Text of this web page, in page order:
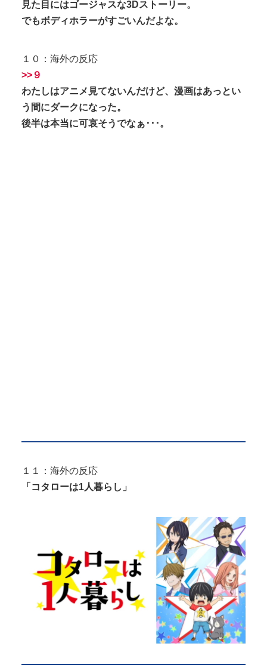
見た目にはゴージャスな3Dストーリー。
でもボディホラーがすごいんだよな。
１０：海外の反応
>>９
わたしはアニメ見てないんだけど、漫画はあっとい
う間にダークになった。
後半は本当に可哀そうでなぁ･･･。
１１：海外の反応
「コタローは1人暮らし」